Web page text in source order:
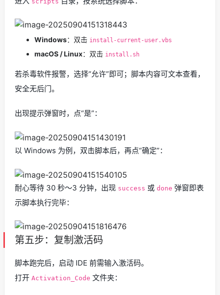
Windows：双击 install-current-user.vbs
macOS / Linux：双击 install.sh
若杀毒软件报警，选择“允许”即可；脚本内容可文本查看，
安全无后门。
出现提示弹窗时，点“是”：
以 Windows 为例，双击脚本后，再点“确定”：
耐心等待 30 秒～3 分钟，出现 success 或 done 弹窗即表
示脚本执行完毕：
第五步：复制激活码
脚本跑完后，启动 IDE 前需输入激活码。
打开 Activation_Code 文件夹：